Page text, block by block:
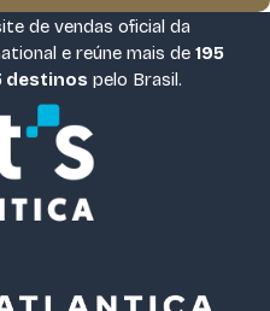
de vendas oficial da
e reúne mais de 195
destinos pelo Brasil.